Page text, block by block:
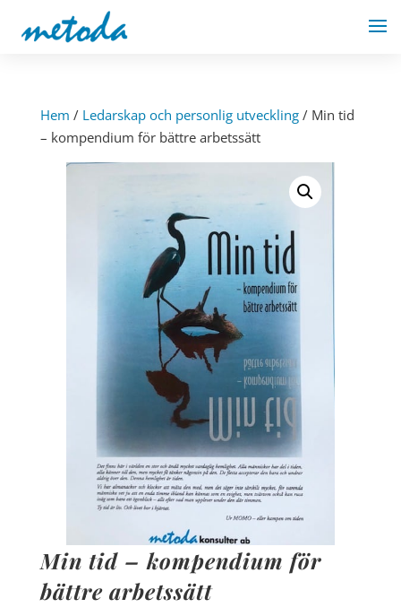
Hem / Ledarskap och personlig utveckling/ Min tid
– kompendium för bättre arbetssätt
Min tid – kompendium för
bättre arbetssätt